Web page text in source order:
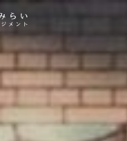
会員の方はこちら
災害時掲示板（施設管理者専用）
災害情報